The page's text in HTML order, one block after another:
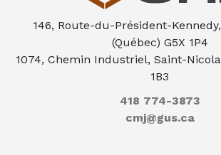
146, Route-du-Président-
(Québec) G5X 1P4
1074, Chemin Industriel, Saint-
1B3
418 774-3873
cmj@gus.ca